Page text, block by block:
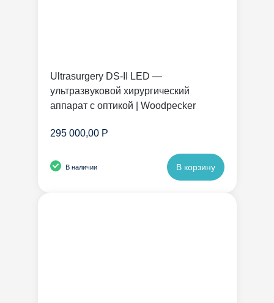
Ultrasurgery DS-II LED —
ультразвуковой хирургический
аппарат с оптикой | Woodpecker
295 000,00 Р
В наличии В корзину